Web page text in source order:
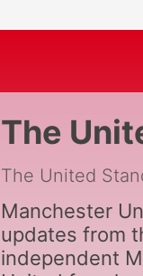
The
The United
Manchester
updates from
independent